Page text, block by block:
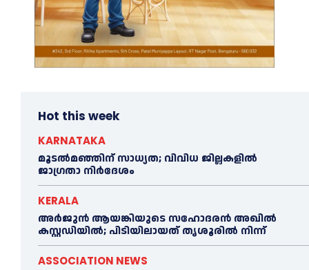
Hot this week
KARNATAKA
മൂടൽമഞ്ഞിന് സാധ്യത; വിവിധ ജില്ലകളിൽ
ജാഗ്രതാ നിർദേശം
KERALA
അര്‍ജുന്‍ ആയങ്കിയുടെ സഹോദരന്‍ അഖില്‍
കസ്റ്റഡിയില്‍; പിടിയിലായത് തൃശൂരില്‍ നിന്ന്
ASSOCIATION NEWS